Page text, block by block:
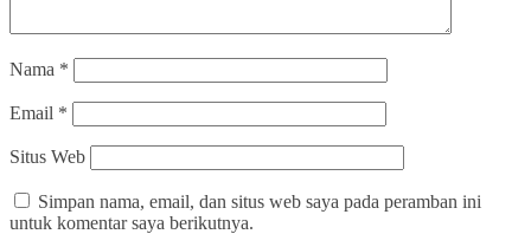
Nama *
Email *
Situs Web
Simpan nama, email, dan situs web saya pada peramban ini
untuk komentar saya berikutnya.